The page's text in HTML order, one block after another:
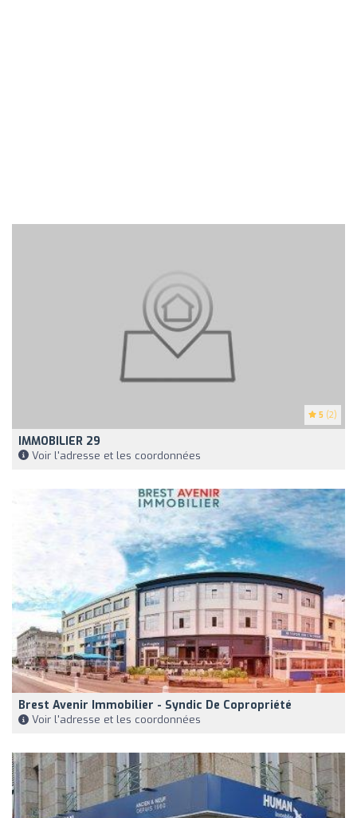
5 (2)
IMMOBILIER 29
Voir l'adresse et les coordonnées
Brest Avenir Immobilier - Syndic De Copropriété
Voir l'adresse et les coordonnées